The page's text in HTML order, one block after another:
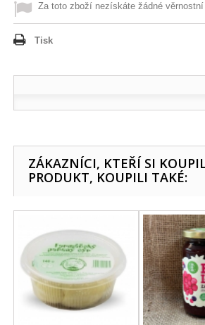
Za toto zboží nezískáte žádné věrnostní
Tisk
ZÁKAZNÍCI, KTEŘÍ SI
PRODUKT, KOUPILI TAKÉ: